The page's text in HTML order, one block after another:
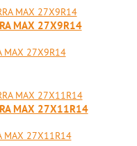
MAX 27X9R14
MAX 27X9R14
MAX 27X11R14
MAX 27X11R14